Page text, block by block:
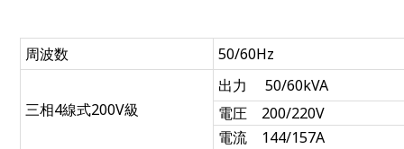
周波数 50/60Hz
三相4線式200V級
出力 50/60kVA
電圧 200/220V
電流 144/157A